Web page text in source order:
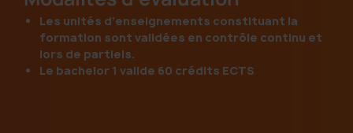
Les unités d’enseignements constituant la
formation sont validées en contrôle continu et
lors de partiels.
Le bachelor 1 valide 60 crédits ECTS